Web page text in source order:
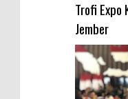
Trofi Expo
Jember